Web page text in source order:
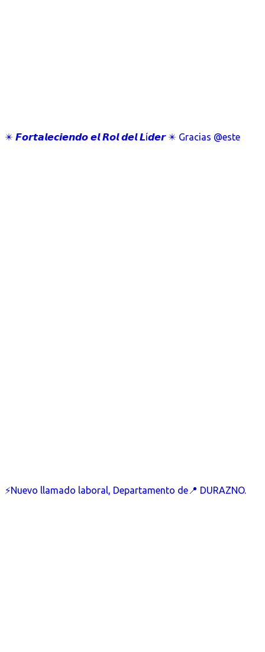
✴️ 𝙁𝙤𝙧𝙩𝙖𝙡𝙚𝙘𝙞𝙚𝙣𝙙𝙤 𝙚𝙡 𝙍𝙤𝙡 𝙙𝙚𝙡 𝙇í𝙙𝙚𝙧 ✴️ Gracias @este
⚡Nuevo llamado laboral, Departamento de📍 DURAZNO.